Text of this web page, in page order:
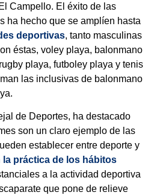
Campello. El éxito de las
ha hecho que se amplíen hasta
deportivas, tanto masculinas
éstas, voley playa, balonmano
playa, futboley playa y tenis
las inclusivas de balonmano
de Deportes, ha destacado
son un claro ejemplo de las
establecer entre deporte y
la práctica de los hábitos
a la actividad deportiva
que pone de relieve